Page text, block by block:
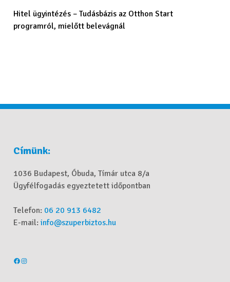
Hitel ügyintézés – Tudásbázis az Otthon Start
programról, mielőtt belevágnál
Címünk:
1036 Budapest, Óbuda, Tímár utca 8/a
Ügyfélfogadás egyeztetett időpontban
Telefon: 06 20 913 6482
E-mail:info@szuperbiztos.hu